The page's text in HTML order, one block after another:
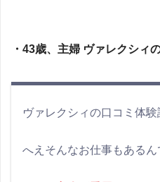
・43歳、主婦 ヴァレクシィ
ヴァレクシィの口コミ体験
へえそんなお仕事もあるん